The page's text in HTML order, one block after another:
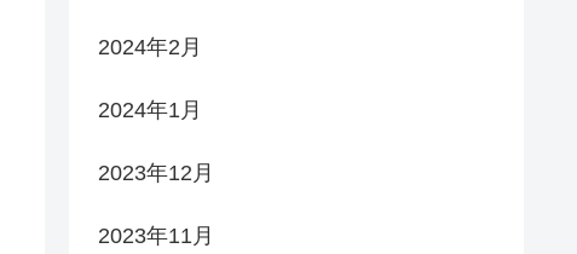
2024年2月
2024年1月
2023年12月
2023年11月